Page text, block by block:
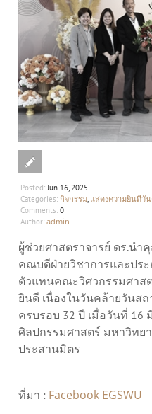
Posted:Jun 16, 2025
Categories: กิจกรรม, แสดงความยินดีวั
Comments: 0
Author: admin
ผู้ช่วยศาสตราจารย์ ดร.น
คณบดีฝ่ายวิชาการและปร
ตัวแทนคณะวิศวกรรมศาส
ยินดี เนื่องในวันคล้ายวันส
ครบรอบ 32 ปี เมื่อวันที่
ศิลปกรรมศาสตร์ มหาวิทย
ประสานมิตร
ที่มา : Facebook EGSWU